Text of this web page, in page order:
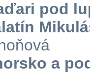
pod
a